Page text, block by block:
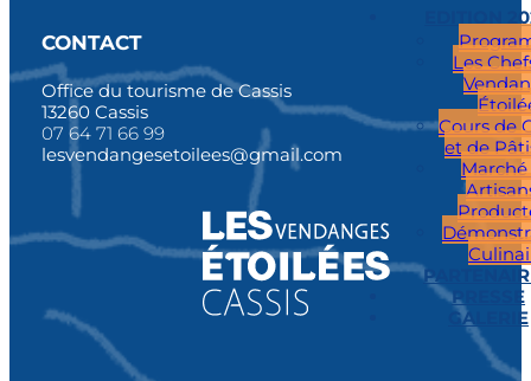
EDITION
Les
Cours de
et de
Marché
PRESSE
GALERIE
CONTACT
Office du tourisme de Cassis
13260 Cassis
07 64 71 66 99
lesvendangesetoilees@gmail.com